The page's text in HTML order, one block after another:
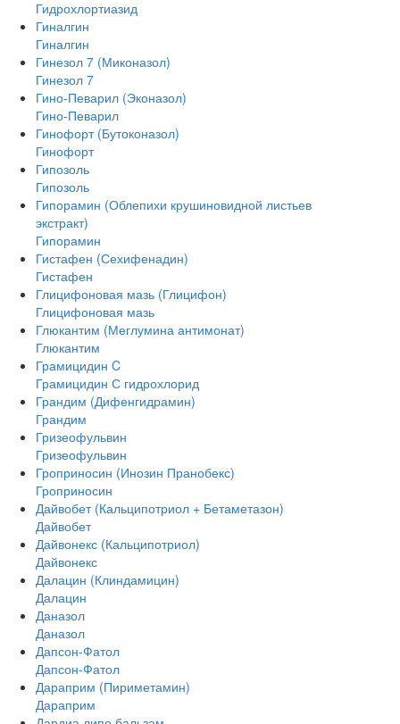
Гидрохлортиазид
Гиналгин
Гиналгин
Гинезол 7 (Миконазол)
Гинезол 7
Гино-Певарил (Эконазол)
Гино-Певарил
Гинофорт (Бутоконазол)
Гинофорт
Гипозоль
Гипозоль
Гипорамин (Облепихи крушиновидной листьев
экстракт)
Гипорамин
Гистафен (Сехифенадин)
Гистафен
Глицифоновая мазь (Глицифон)
Глицифоновая мазь
Глюкантим (Меглумина антимонат)
Глюкантим
Грамицидин C
Грамицидин С гидрохлорид
Грандим (Дифенгидрамин)
Грандим
Гризеофульвин
Гризеофульвин
Гроприносин (Инозин Пранобекс)
Гроприносин
Дайвобет (Кальципотриол + Бетаметазон)
Дайвобет
Дайвонекс (Кальципотриол)
Дайвонекс
Далацин (Клиндамицин)
Далацин
Даназол
Даназол
Дапсон-Фатол
Дапсон-Фатол
Дараприм (Пириметамин)
Дараприм